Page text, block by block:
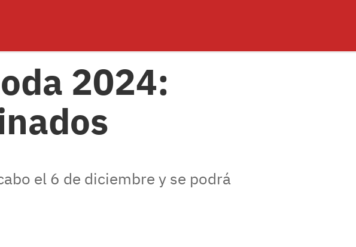
2024:
el 6 de diciembre y se podrá